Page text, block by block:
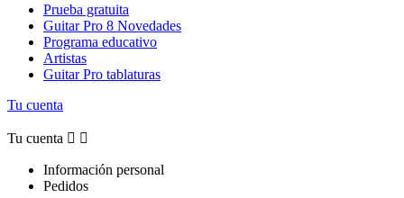
Prueba gratuita
Guitar Pro 8 Novedades
Programa educativo
Artistas
Guitar Pro tablaturas
Tu cuenta
Tu cuenta  
Información personal
Pedidos